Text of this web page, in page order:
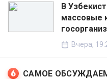
В
массовые
Вчера,
САМОЕ